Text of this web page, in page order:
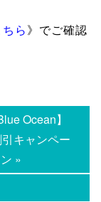
ちら》でご確認
Ocean】
キャンペー
ン »